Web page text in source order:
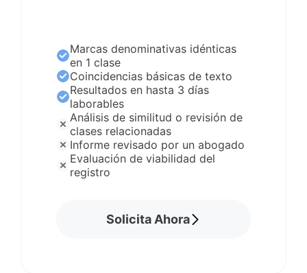
Solicita Ahora
Marcas denominativas idénticas
en 1 clase
Coincidencias básicas de texto
Resultados en hasta 3 días
laborables
Análisis de similitud o revisión de
clases relacionadas
Informe revisado por un abogado
Evaluación de viabilidad del
registro